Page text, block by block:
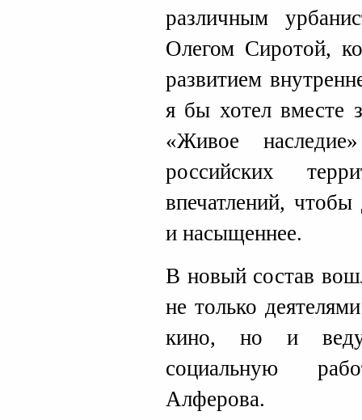
различным
Олегом Сиротой,
развитием
я бы хотел вместе
«Живое
российских
впечатлений,
и насыщеннее.
В новый состав
не только
кино, но и
социальную
Алферова.